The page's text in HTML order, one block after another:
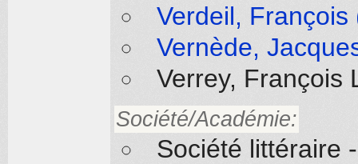
Verdeil,
Vernède,
Verrey, François
Société/Académie:
Société littéraire